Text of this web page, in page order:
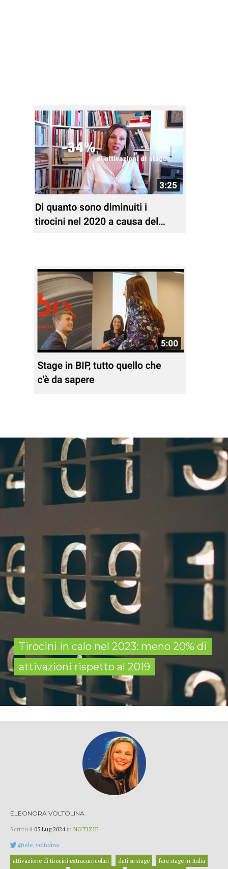
Tirocini in calo nel 2023: meno 20% di
attivazioni rispetto al 2019
ELEONORA VOLTOLINA
Scritto il 05 Lug 2024in NOTIZIE
@ele_voltolina
attivazione di tirocini extracurricolari dati su stage
fare stage in Italia